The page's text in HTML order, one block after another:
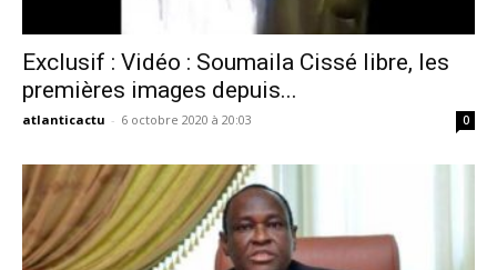
Exclusif : Vidéo : Soumaila Cissé libre, les
premières images depuis...
atlanticactu - 6 octobre 2020 à 20:03 0